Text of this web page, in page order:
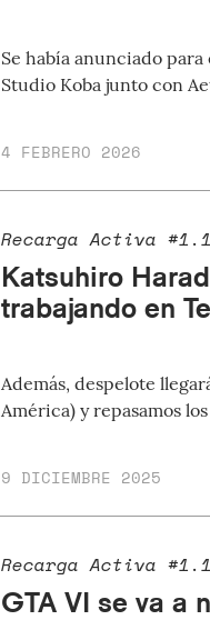
Se había anunciado
Studio Koba junto con
4 FEBRERO 2026
Recarga Activa
Katsuhiro
trabajando en
Además, despelote
América) y repasamos
9 DICIEMBRE 2025
Recarga Activa
GTA VI se va a